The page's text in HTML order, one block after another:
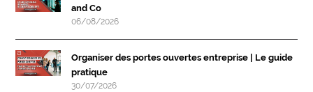
and Co
06/08/2026
Organiser des portes ouvertes entreprise | Le guide
pratique
30/07/2026